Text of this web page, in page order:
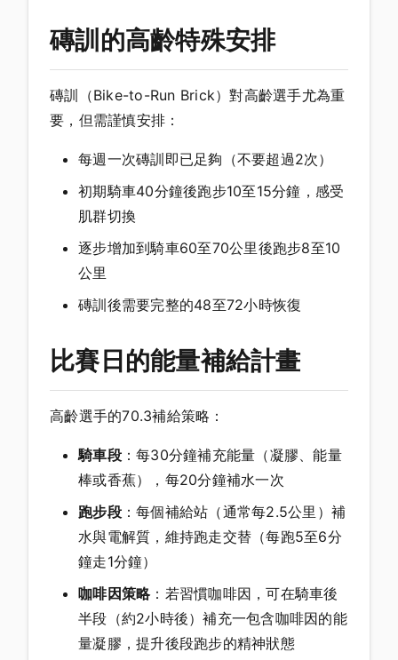
磚訓的高齡特殊安排
磚訓（Bike-to-Run Brick）對高齡選手尤為重
要，但需謹慎安排：
每週一次磚訓即已足夠（不要超過2次）
初期騎車40分鐘後跑步10至15分鐘，感受
肌群切換
逐步增加到騎車60至70公里後跑步8至10
公里
磚訓後需要完整的48至72小時恢復
比賽日的能量補給計畫
高齡選手的70.3補給策略：
騎車段：每30分鐘補充能量（凝膠、能量
棒或香蕉），每20分鐘補水一次
跑步段：每個補給站（通常每2.5公里）補
水與電解質，維持跑走交替（每跑5至6分
鐘走1分鐘）
咖啡因策略：若習慣咖啡因，可在騎車後
半段（約2小時後）補充一包含咖啡因的能
量凝膠，提升後段跑步的精神狀態